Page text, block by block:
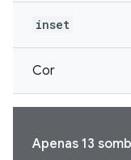
inset
Cor
Apenas 13